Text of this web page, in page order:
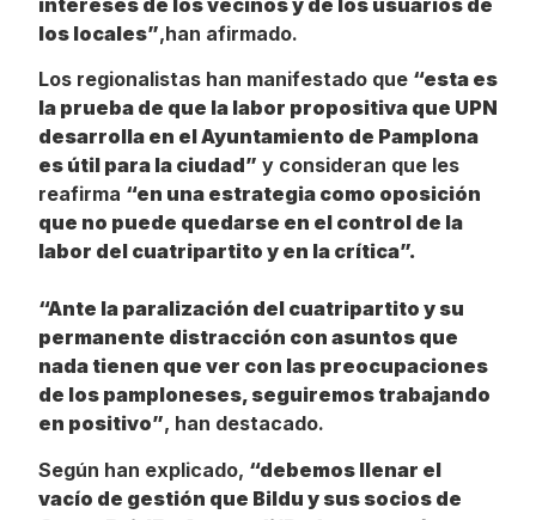
intereses de los vecinos y de los usuarios de
los locales”,han afirmado.
Los regionalistas han manifestado que “esta es
la prueba de que la labor propositiva que UPN
desarrolla en el Ayuntamiento de Pamplona
es útil para la ciudad” y consideran que les
reafirma “en una estrategia como oposición
que no puede quedarse en el control de la
labor del cuatripartito y en la crítica”.
“Ante la paralización del cuatripartito y su
permanente distracción con asuntos que
nada tienen que ver con las preocupaciones
de los pamploneses, seguiremos trabajando
en positivo”, han destacado.
Según han explicado, “debemos llenar el
vacío de gestión que Bildu y sus socios de